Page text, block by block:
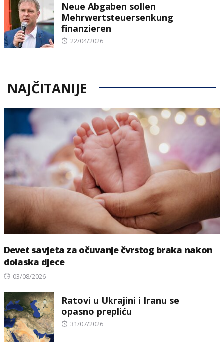
Neue Abgaben sollen
Mehrwertsteuersenkung
finanzieren
Posted
22/04/2026
NAJČITANIJE
Devet savjeta za očuvanje čvrstog braka nakon
dolaska djece
Posted
03/08/2026
Ratovi u Ukrajini i Iranu se
opasno prepliću
Posted
31/07/2026